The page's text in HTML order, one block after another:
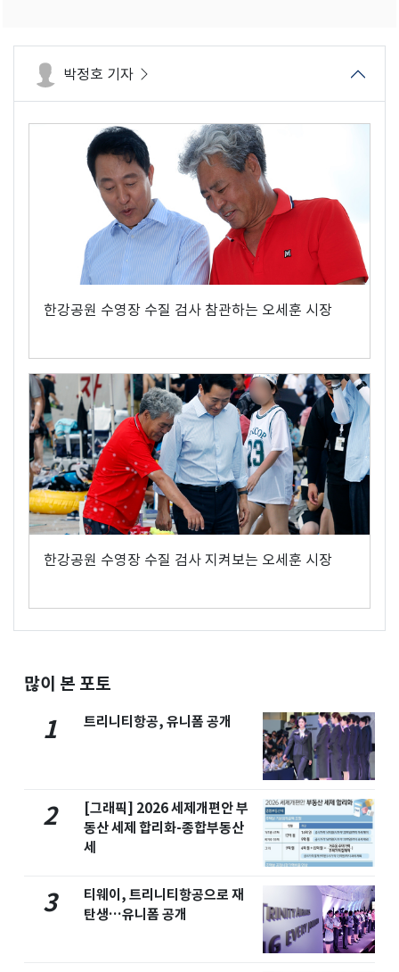
박정호 기자
한강공원 수영장 수질 검사 참관하는 오세훈 시장
한강공원 수영장 수질 검사 지켜보는 오세훈 시장
많이 본 포토
1 트리니티항공, 유니폼 공개
2
[그래픽] 2026 세제개편안 부
동산 세제 합리화-종합부동산
세
3
티웨이, 트리니티항공으로 재
탄생…유니폼 공개